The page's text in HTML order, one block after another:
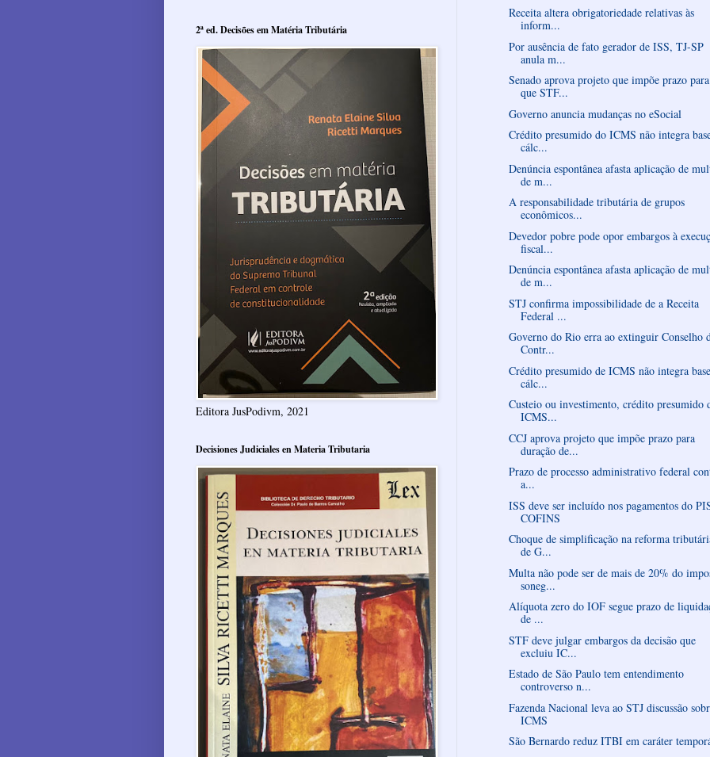
Receita altera obrigatoriedade relativas às
inform...
Por ausência de fato gerador de ISS, TJ-SP
anula m...
Senado aprova projeto que impõe prazo para
que STF...
Governo anuncia mudanças no eSocial
Crédito presumido do ICMS não integra
cálc...
Denúncia espontânea afasta aplicação de
de m...
A responsabilidade tributária de grupos
econômicos...
Devedor pobre pode opor embargos à
fiscal...
Denúncia espontânea afasta aplicação de
de m...
STJ confirma impossibilidade de a Receita
Federal ...
Governo do Rio erra ao extinguir Conselho
Contr...
Crédito presumido de ICMS não integra
cálc...
Custeio ou investimento, crédito presumido
ICMS...
CCJ aprova projeto que impõe prazo para
duração de...
Prazo de processo administrativo federal
a...
ISS deve ser incluído nos pagamentos do
COFINS
Choque de simplificação na reforma
de G...
Multa não pode ser de mais de 20% do
soneg...
Alíquota zero do IOF segue prazo de
de ...
STF deve julgar embargos da decisão que
excluiu IC...
Estado de São Paulo tem entendimento
controverso n...
Fazenda Nacional leva ao STJ discussão
ICMS
São Bernardo reduz ITBI em caráter
2ª ed. Decisões em Matéria Tributária
Editora JusPodivm, 2021
Decisiones Judiciales en Materia Tributaria